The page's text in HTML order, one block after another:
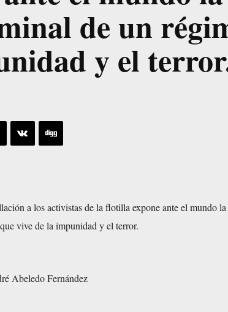
de un
y el
a los activistas de la flotilla expone ante el mundo
vive de la impunidad y el terror.
Abeledo Fernández